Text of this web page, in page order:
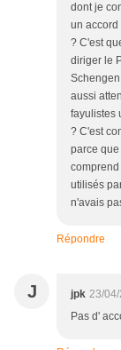
dont je
un accord
? C'est
diriger le
aussi
fayulistes
? C'est
parce
utilisés
n'avais
Répondre
J jpk 23/
Pas d'